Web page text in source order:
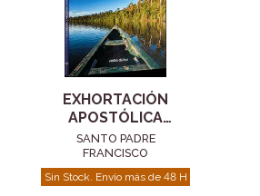
EXHORTACIÓN
APOSTÓLICA
POSTSINODAL
"QUERIDA
AMAZONIA"
SANTO PADRE
FRANCISCO
Sin Stock. Envío más de 48 H